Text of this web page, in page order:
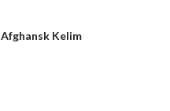
Afghansk Kelim